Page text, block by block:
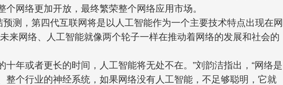
个网络更加开放，最终繁荣整个网络应用市场。
预测，第四代互联网将是以人工智能作为一个主要技术特点出现在网
未来网络、人工智能就像两个轮子一样在推动着网络的发展和社会的
十年或者更长的时间，人工智能将无处不在。 ”刘韵洁指出， “网络是
整个行业的神经系统，如果网络没有人工智能，不足够聪明，它就